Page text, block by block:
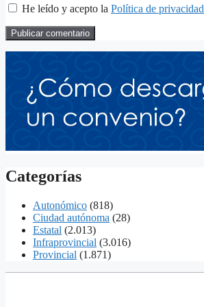
He leído y acepto la Política de privacidad
Categorías
Autonómico (818)
Ciudad autónoma (28)
Estatal (2.013)
Infraprovincial (3.016)
Provincial (1.871)